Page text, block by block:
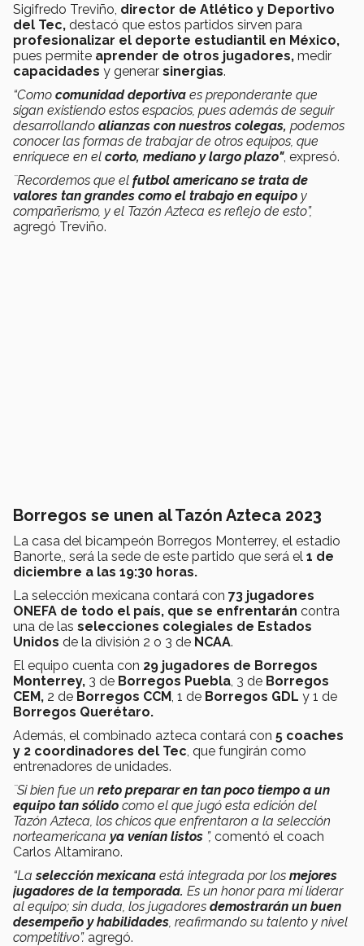
Sigifredo Treviño, director de Atlético y Deportivo
del Tec, destacó que estos partidos sirven para
profesionalizar el deporte estudiantil en México,
pues permite aprender de otros jugadores, medir
capacidades y generar sinergias.
“Como comunidad deportiva es preponderante que
sigan existiendo estos espacios, pues además de seguir
desarrollando alianzas con nuestros colegas, podemos
conocer las formas de trabajar de otros equipos, que
enriquece en el corto, mediano y largo plazo", expresó.
¨Recordemos que el futbol americano se trata de
valores tan grandes como el trabajo en equipo y
compañerismo, y el Tazón Azteca es reflejo de esto”,
agregó Treviño.
Borregos se unen al Tazón Azteca 2023
La casa del bicampeón Borregos Monterrey, el estadio
Banorte,, será la sede de este partido que será el 1 de
diciembre a las 19:30 horas.
La selección mexicana contará con 73 jugadores
ONEFA de todo el país, que se enfrentarán contra
una de las selecciones colegiales de Estados
Unidos de la división 2 o 3 de NCAA.
El equipo cuenta con 29 jugadores de Borregos
Monterrey, 3 de Borregos Puebla , 3 de Borregos
CEM, 2 de Borregos CCM , 1 de Borregos GDL y 1 de
Borregos Querétaro.
Además, el combinado azteca contará con 5 coaches
y 2 coordinadores del Tec , que fungirán como
entrenadores de unidades.
¨Si bien fue un reto preparar en tan poco tiempo a un
equipo tan sólido como el que jugó esta edición del
Tazón Azteca, los chicos que enfrentaron a la selección
norteamericana ya venían listos ”, comentó el coach
Carlos Altamirano.
“Laselección mexicana está integrada por los mejores
jugadores de la temporada. Es un honor para mí liderar
al equipo; sin duda, los jugadores demostrarán un buen
desempeño y habilidades , reafirmando su talento y nivel
competitivo”. agregó.